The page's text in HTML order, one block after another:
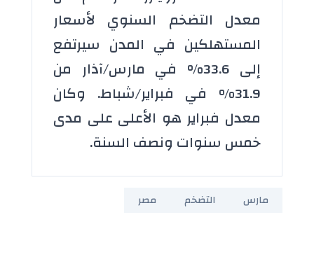
معدل التضخم السنوي لأسعار
المستهلكين في المدن سيرتفع
إلى 33.6% في مارس/آذار من
31.9% في فبراير/شباط. وكان
معدل فبراير هو الأعلى على مدى
خمس سنوات ونصف السنة.
مارس التضخم مصر